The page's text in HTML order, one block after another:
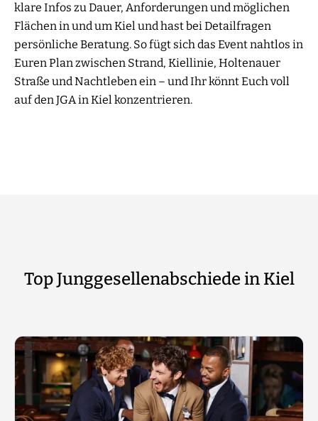
klare Infos zu Dauer, Anforderungen und möglichen
Flächen in und um Kiel und hast bei Detailfragen
persönliche Beratung. So fügt sich das Event nahtlos in
Euren Plan zwischen Strand, Kiellinie, Holtenauer
Straße und Nachtleben ein – und Ihr könnt Euch voll
auf den JGA in Kiel konzentrieren.
Top Junggesellenabschiede in Kiel